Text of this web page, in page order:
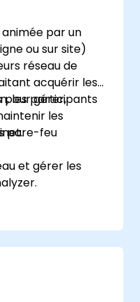
d'intrusion), le
anti-
contre divers
courants liés
efficacement les
par un
ou sur site)
réseau de
acquérir les
pour gérer,
les
les participants
pare-feu
et gérer les
de maintenance
les